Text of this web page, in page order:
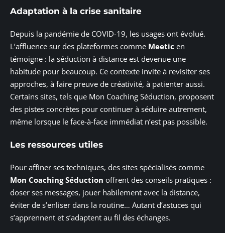
Adaptation à la crise sanitaire
Depuis la pandémie de COVID-19, les usages ont évolué.
L’affluence sur des plateformes comme Meetic en
témoigne : la séduction à distance est devenue une
habitude pour beaucoup. Ce contexte invite à revisiter ses
approches, à faire preuve de créativité, à patienter aussi.
Certains sites, tels que Mon Coaching Séduction, proposent
des pistes concrètes pour continuer à séduire autrement,
même lorsque le face-à-face immédiat n’est pas possible.
Les ressources utiles
Pour affiner ses techniques, des sites spécialisés comme
Mon Coaching Séduction offrent des conseils pratiques :
doser ses messages, jouer habilement avec la distance,
éviter de s’enliser dans la routine… Autant d’astuces qui
s’apprennent et s’adaptent au fil des échanges.